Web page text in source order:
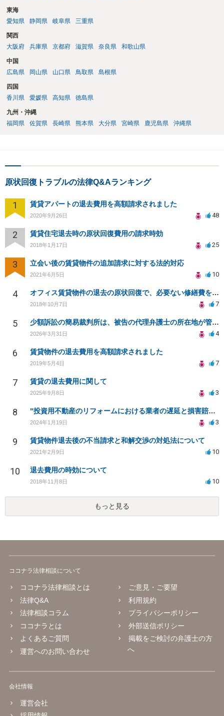
東海
愛知県
静岡県 岐阜県 三重県
関西
大阪府
兵庫県 京都府 滋賀県 奈良県 和歌山県
中国
広島県
岡山県 山口県 鳥取県 島根県
四国
香川県
愛媛県 高知県 徳島県
九州・沖縄
福岡県
佐賀県 長崎県 熊本県 大分県 宮崎県 鹿児島県 沖縄県
原状回復トラブルの法律Q&Aランキング
1 賃貸アパートの退去費用を高額請求されました
2020年9月26日 48
2 賃貸住宅退去時の原状回復費用の請求時効
2018年1月17日 25
3 立会い後の賃貸物件の追加請求に対する法的対応
2021年6月5日 10
4 オフィス賃貸物件の退去の原状回復で、必要ない修繕費を請求されている
2018年10月7日 7
5 少額訴訟の簡易裁判所は、被告の代理弁護士の所在地が管轄になりますか？
2026年3月31日 4
6 賃貸物件の退去費用を高額請求されました
2019年5月4日 7
7 賃貸の退去費用に関して
2025年9月8日 3
8 "投資用不動産のリフォームにおける業者の遅延と損害賠償請求について"
2024年1月19日 3
9 賃貸物件退去後の不当請求と和解交渉の対処法について
2021年2月9日 10
10 退去費用の時効について
2018年11月8日 10
もっと見る
ココナラ法律相談について
ココナラ法律相談とは
法律Q&A
法律相談コラム
ココナラとは
よくあるご質問
運営へのお問い合わせ
ご意見・ご要望
利用規約
プライバシーポリシー
外部送信ポリシー
掲載をご検討の弁護士の方
へ
会社情報
運営会社